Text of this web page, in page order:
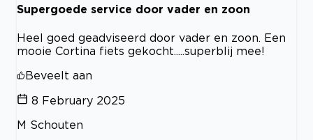
Supergoede service door vader en zoon
Heel goed geadviseerd door vader en zoon. Een
mooie Cortina fiets gekocht.....superblij mee!
Beveelt aan
8 February 2025
M Schouten